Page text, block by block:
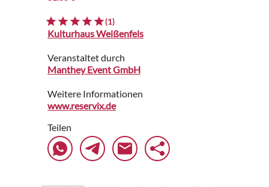
(1)
Kulturhaus Weißenfels
Veranstaltet durch
Manthey Event GmbH
Weitere Informationen
www.reservix.de
Teilen